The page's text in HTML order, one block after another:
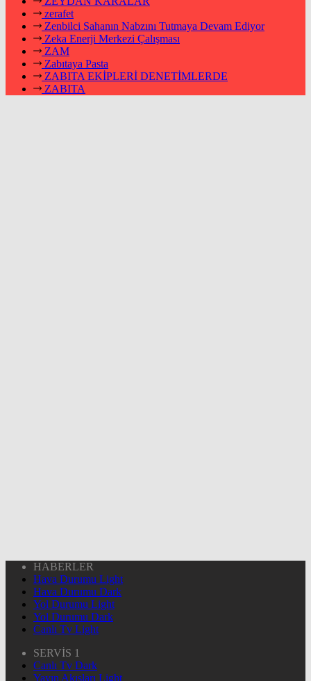
zerafet
Zenbilci Sahanın Nabzını Tutmaya Devam Ediyor
Zeka Enerji Merkezi Çalışması
ZAM
Zabıtaya Pasta
ZABITA EKİPLERİ DENETİMLERDE
ZABITA
HABERLER
Hava Durumu Light
Hava Durumu Dark
Yol Durumu Light
Yol Durumu Dark
Canlı Tv Light
SERVİS 1
Canlı Tv Dark
Yayın Akışları Light